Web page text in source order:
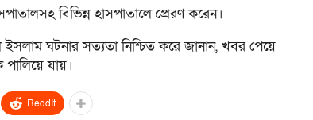
বিভিন্ন হাসপাতালে প্রেরণ করেন।
ইসলাম ঘটনার সত্যতা নিশ্চিত করে জানান, খবর পেয়ে
যায়।
ReddIt